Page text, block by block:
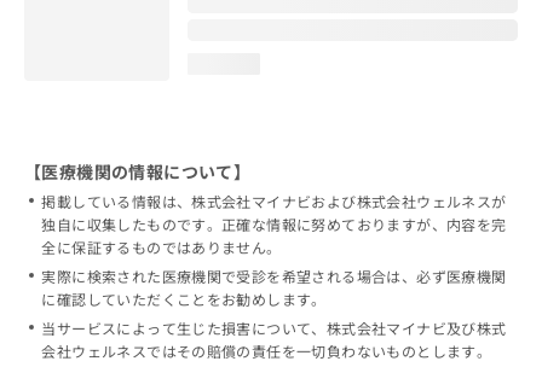
【医療機関の情報について】
掲載している情報は、株式会社マイナビおよび株式会社ウェルネスが
独自に収集したものです。正確な情報に努めておりますが、内容を完
全に保証するものではありません。
実際に検索された医療機関で受診を希望される場合は、必ず医療機関
に確認していただくことをお勧めします。
当サービスによって生じた損害について、株式会社マイナビ及び株式
会社ウェルネスではその賠償の責任を一切負わないものとします。